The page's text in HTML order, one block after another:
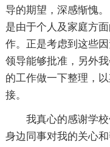
导的期望，深感惭愧
是由于个人及家庭方
作。正是考虑到这些
领导能够批准，另外
的工作做一下整理，
接。
我真心的感谢学校
身边同事对我的关心